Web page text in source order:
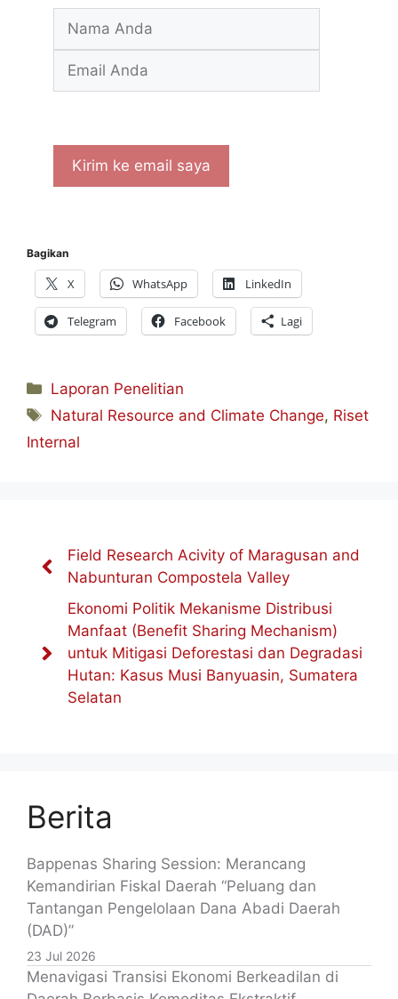
Bagikan
X WhatsApp LinkedIn
Telegram Facebook Lagi
Kategori
Laporan Penelitian
Tag
Natural Resource and Climate Change, Riset
Internal
Field Research Acivity of Maragusan and
Nabunturan Compostela Valley
Ekonomi Politik Mekanisme Distribusi
Manfaat (Benefit Sharing Mechanism)
untuk Mitigasi Deforestasi dan Degradasi
Hutan: Kasus Musi Banyuasin, Sumatera
Selatan
Berita
Bappenas Sharing Session: Merancang
Kemandirian Fiskal Daerah “Peluang dan
Tantangan Pengelolaan Dana Abadi Daerah
(DAD)”
23 Jul 2026
Menavigasi Transisi Ekonomi Berkeadilan di